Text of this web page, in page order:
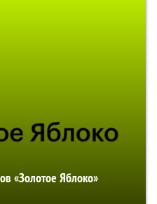
«Золотое Яблоко»